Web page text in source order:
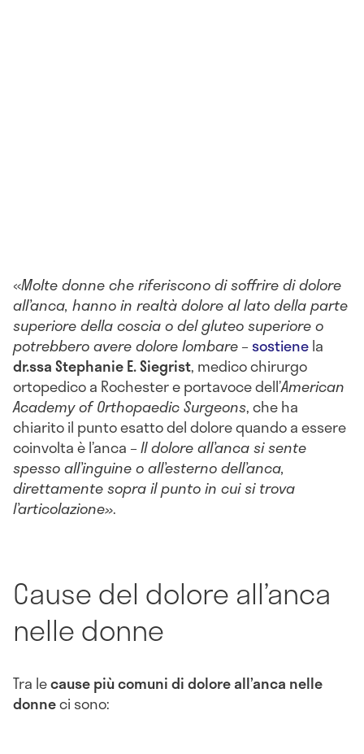
«Molte donne che riferiscono di soffrire di dolore
all’anca, hanno in realtà dolore al lato della parte
superiore della coscia o del gluteo superiore o
potrebbero avere dolore lombare– sostienela
dr.ssa Stephanie E. Siegrist, medico chirurgo
ortopedico a Rochester e portavoce dell’American
Academy of Orthopaedic Surgeons, che ha
chiarito il punto esatto del dolore quando a essere
coinvolta è l’anca –Il dolore all’anca si sente
spesso all’inguine o all’esterno dell’anca,
direttamente sopra il punto in cui si trova
l’articolazione».
Cause del dolore all’anca
nelle donne
Tra lecause più comuni di dolore all’anca nelle
donneci sono: